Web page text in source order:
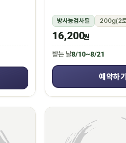
방사능검사필 200g(2
16,200원
받는 날8/10~8/21
예약하기